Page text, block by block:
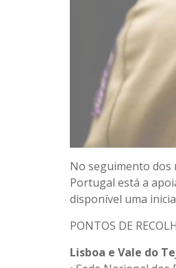
No seguimento dos
Portugal está a
disponível uma
PONTOS DE
Lisboa e Vale do